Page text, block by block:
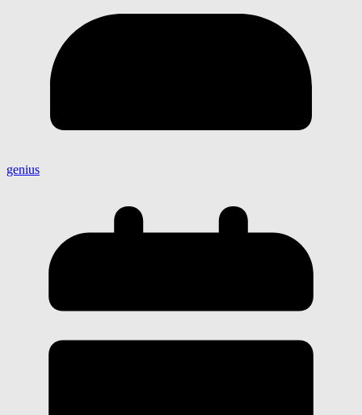
genius